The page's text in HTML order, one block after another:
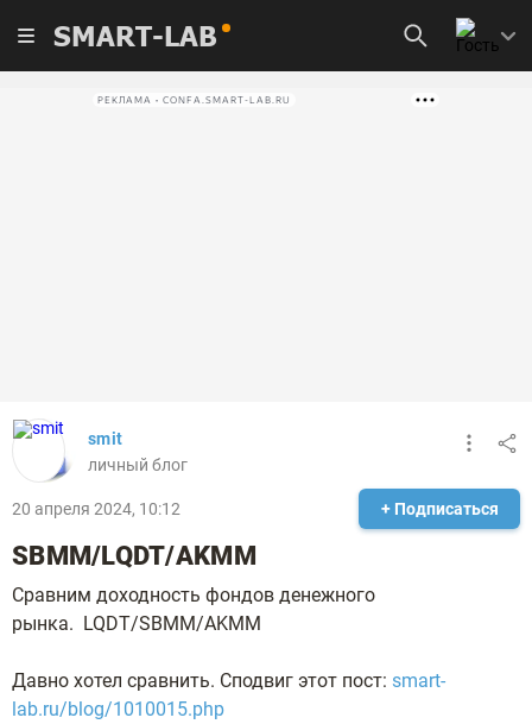
SMART-LAB
РЕКЛАМА • CONFA.SMART-LAB.RU
smit
личный блог
20 апреля 2024, 10:12 + Подписаться
SBMM/LQDT/AKMM
Сравним доходность фондов денежного
рынка. LQDT/SBMM/AKMM
Давно хотел сравнить. Сподвиг этот пост: smart-
lab.ru/blog/1010015.php